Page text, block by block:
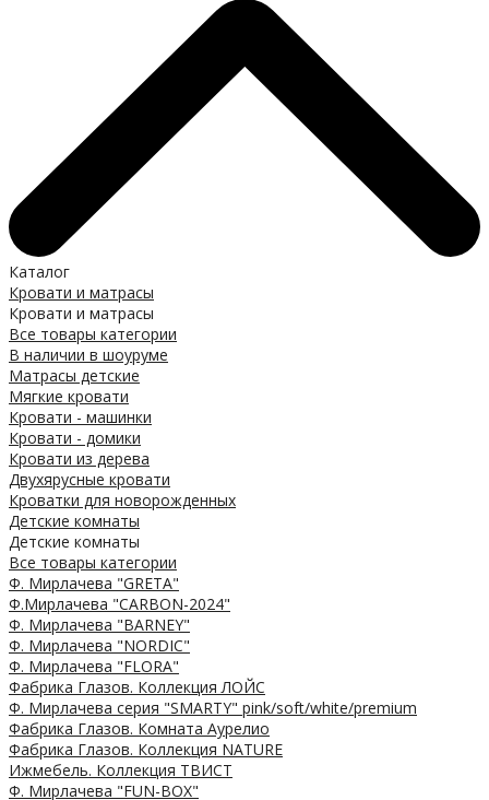
Каталог
Кровати и матрасы
Кровати и матрасы
Все товары категории
В наличии в шоуруме
Матрасы детские
Мягкие кровати
Кровати - машинки
Кровати - домики
Кровати из дерева
Двухярусные кровати
Кроватки для новорожденных
Детские комнаты
Детские комнаты
Все товары категории
Ф. Мирлачева "GRETA"
Ф.Мирлачева "CARBON-2024"
Ф. Мирлачева "BARNEY"
Ф. Мирлачева "NORDIC"
Ф. Мирлачева "FLORA"
Фабрика Глазов. Коллекция ЛОЙС
Ф. Мирлачева серия "SMARTY" pink/soft/white/premium
Фабрика Глазов. Комната Аурелио
Фабрика Глазов. Коллекция NATURE
Ижмебель. Коллекция ТВИСТ
Ф. Мирлачева "FUN-BOX"